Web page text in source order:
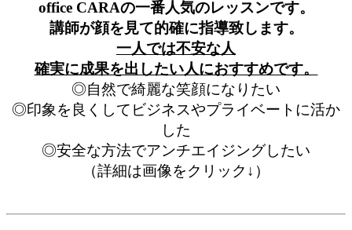
office CARAの一番人気のレッスンです。
講師が顔を見て的確に指導致します。
一人では不安な人
確実に成果を出したい人におすすめです。
◎自然で綺麗な笑顔になりたい
◎印象を良くしてビジネスやプライベートに活か
した
◎安全な方法でアンチエイジングしたい
（詳細は画像をクリック↓）